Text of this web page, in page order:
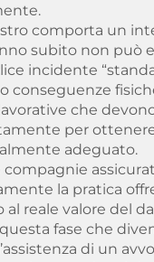
comporta un
subito non può
incidente
conseguenze
che
per
adeguato.
compagnie
la pratica
al reale valore del
fase che
di un